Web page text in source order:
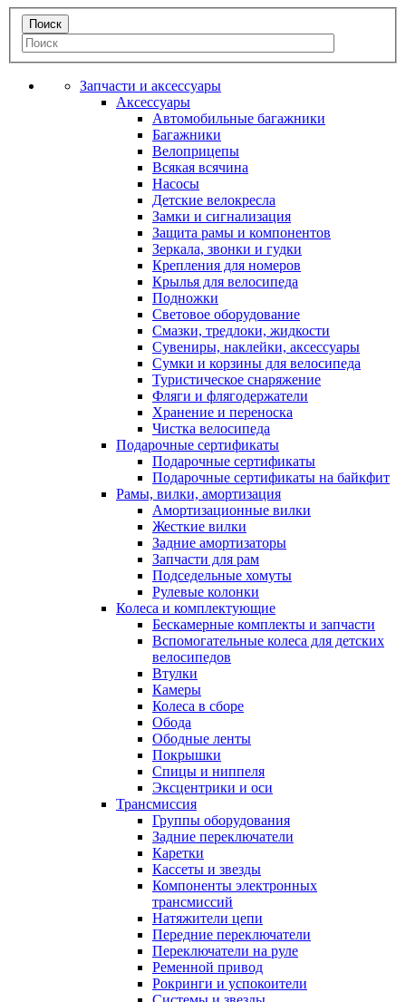
Запчасти и аксессуары
Аксессуары
Автомобильные багажники
Багажники
Велоприцепы
Всякая всячина
Насосы
Детские велокресла
Замки и сигнализация
Защита рамы и компонентов
Зеркала, звонки и гудки
Крепления для номеров
Крылья для велосипеда
Подножки
Световое оборудование
Смазки, тредлоки, жидкости
Сувениры, наклейки, аксессуары
Сумки и корзины для велосипеда
Туристическое снаряжение
Фляги и флягодержатели
Хранение и переноска
Чистка велосипеда
Подарочные сертификаты
Подарочные сертификаты
Подарочные сертификаты на байкфит
Рамы, вилки, амортизация
Амортизационные вилки
Жесткие вилки
Задние амортизаторы
Запчасти для рам
Подседельные хомуты
Рулевые колонки
Колеса и комплектующие
Бескамерные комплекты и запчасти
Вспомогательные колеса для детских
велосипедов
Втулки
Камеры
Колеса в сборе
Обода
Ободные ленты
Покрышки
Спицы и ниппеля
Эксцентрики и оси
Трансмиссия
Группы оборудования
Задние переключатели
Каретки
Кассеты и звезды
Компоненты электронных
трансмиссий
Натяжители цепи
Передние переключатели
Переключатели на руле
Ременной привод
Рокринги и успокоители